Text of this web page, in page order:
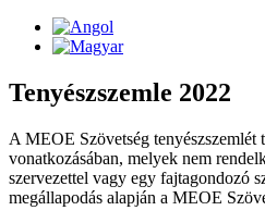
Tenyészszemle 2022
A MEOE Szövetség tenyészszemlét
vonatkozásában, melyek nem
szervezettel vagy egy fajtagondozó
megállapodás alapján a MEOE